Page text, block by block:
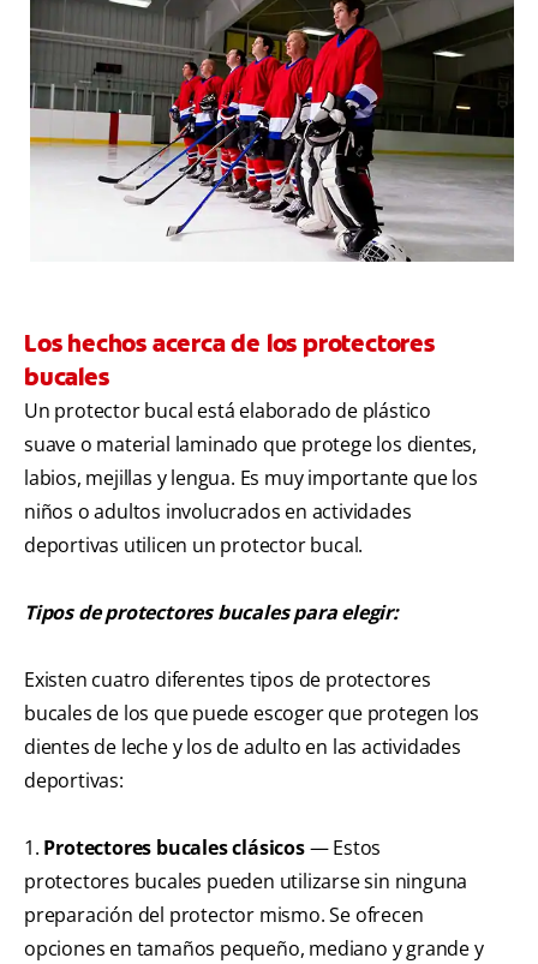
PROMOCIONES
SUSCRÍBASE
Los hechos acerca de los protectores
bucales
Un protector bucal está elaborado de plástico
suave o material laminado que protege los dientes,
labios, mejillas y lengua. Es muy importante que los
niños o adultos involucrados en actividades
deportivas utilicen un protector bucal.
Tipos de protectores bucales para elegir:
Existen cuatro diferentes tipos de protectores
bucales de los que puede escoger que protegen los
dientes de leche y los de adulto en las actividades
deportivas:
1. Protectores bucales clásicos— Estos
protectores bucales pueden utilizarse sin ninguna
preparación del protector mismo. Se ofrecen
opciones en tamaños pequeño, mediano y grande y